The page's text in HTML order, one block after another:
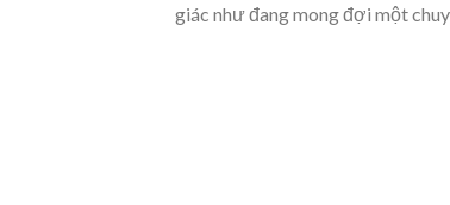
giác như đang mong đợi một